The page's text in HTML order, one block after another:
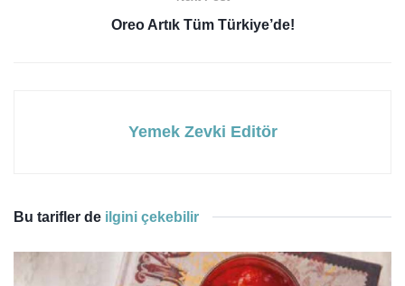
Oreo Artık Tüm Türkiye’de!
Yemek Zevki Editör
Bu tarifler de ilgini çekebilir